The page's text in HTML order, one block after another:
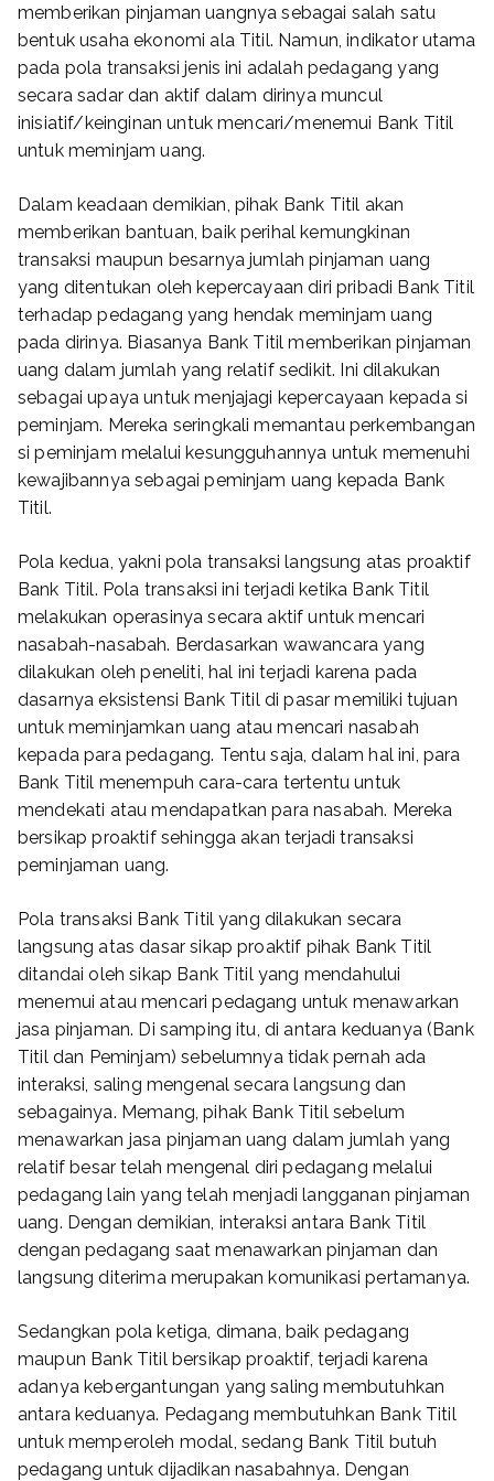
memberikan pinjaman uangnya sebagai salah satu
bentuk usaha ekonomi ala Titil. Namun, indikator utama
pada pola transaksi jenis ini adalah pedagang yang
secara sadar dan aktif dalam dirinya muncul
inisiatif/keinginan untuk mencari/menemui Bank Titil
untuk meminjam uang.
Dalam keadaan demikian, pihak Bank Titil akan
memberikan bantuan, baik perihal kemungkinan
transaksi maupun besarnya jumlah pinjaman uang
yang ditentukan oleh kepercayaan diri pribadi Bank Titil
terhadap pedagang yang hendak meminjam uang
pada dirinya. Biasanya Bank Titil memberikan pinjaman
uang dalam jumlah yang relatif sedikit. Ini dilakukan
sebagai upaya untuk menjajagi kepercayaan kepada si
peminjam. Mereka seringkali memantau perkembangan
si peminjam melalui kesungguhannya untuk memenuhi
kewajibannya sebagai peminjam uang kepada Bank
Titil.
Pola kedua, yakni pola transaksi langsung atas proaktif
Bank Titil. Pola transaksi ini terjadi ketika Bank Titil
melakukan operasinya secara aktif untuk mencari
nasabah-nasabah. Berdasarkan wawancara yang
dilakukan oleh peneliti, hal ini terjadi karena pada
dasarnya eksistensi Bank Titil di pasar memiliki tujuan
untuk meminjamkan uang atau mencari nasabah
kepada para pedagang. Tentu saja, dalam hal ini, para
Bank Titil menempuh cara-cara tertentu untuk
mendekati atau mendapatkan para nasabah. Mereka
bersikap proaktif sehingga akan terjadi transaksi
peminjaman uang.
Pola transaksi Bank Titil yang dilakukan secara
langsung atas dasar sikap proaktif pihak Bank Titil
ditandai oleh sikap Bank Titil yang mendahului
menemui atau mencari pedagang untuk menawarkan
jasa pinjaman. Di samping itu, di antara keduanya (Bank
Titil dan Peminjam) sebelumnya tidak pernah ada
interaksi, saling mengenal secara langsung dan
sebagainya. Memang, pihak Bank Titil sebelum
menawarkan jasa pinjaman uang dalam jumlah yang
relatif besar telah mengenal diri pedagang melalui
pedagang lain yang telah menjadi langganan pinjaman
uang. Dengan demikian, interaksi antara Bank Titil
dengan pedagang saat menawarkan pinjaman dan
langsung diterima merupakan komunikasi pertamanya.
Sedangkan pola ketiga, dimana, baik pedagang
maupun Bank Titil bersikap proaktif, terjadi karena
adanya kebergantungan yang saling membutuhkan
antara keduanya. Pedagang membutuhkan Bank Titil
untuk memperoleh modal, sedang Bank Titil butuh
pedagang untuk dijadikan nasabahnya. Dengan